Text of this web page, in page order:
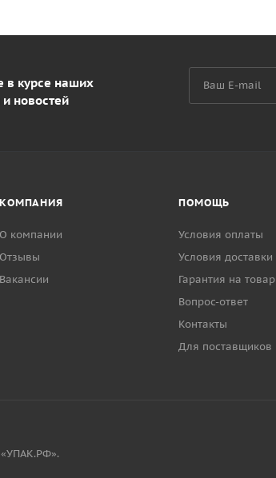
в курсе наших
новостей
КОМПАНИЯ
О компании
Отзывы
Вакансии
ПОМОЩЬ
Условия оплаты
Условия доставки
Гарантия на товар
Вопрос-ответ
Контакты
Для поставщиков